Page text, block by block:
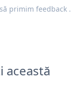
primim feedback.
această